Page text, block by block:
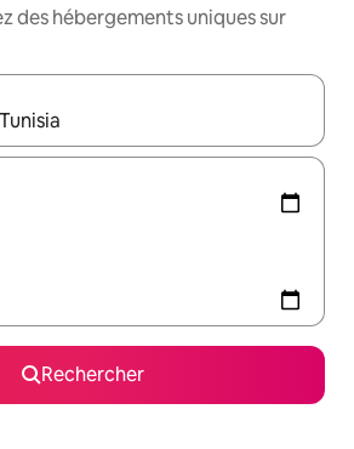
des hébergements uniques sur
s'affichent, utilisez les flèches vers le
Rechercher